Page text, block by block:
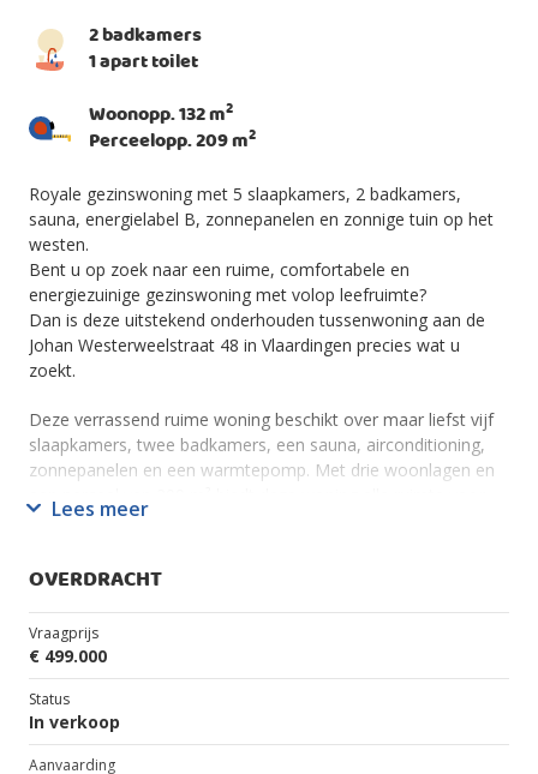
2 badkamers
1 apart toilet
Woonopp. 132 m2
Perceelopp. 209 m2
Royale gezinswoning met 5 slaapkamers, 2 badkamers,
sauna, energielabel B, zonnepanelen en zonnige tuin op het
westen.
Bent u op zoek naar een ruime, comfortabele en
energiezuinige gezinswoning met volop leefruimte?
Dan is deze uitstekend onderhouden tussenwoning aan de
Johan Westerweelstraat 48 in Vlaardingen precies wat u
zoekt.
Deze verrassend ruime woning beschikt over maar liefst vijf
slaapkamers, twee badkamers, een sauna, airconditioning,
zonnepanelen en een warmtepomp. Met drie woonlagen en
een groot gezin, thuiswerkers of hobbyisten.
De woning is gelegen aan een rustige straat in een prettige
uitvalswegen in de directe omgeving.
Indeling
Begane grond
Via de verzorgde voortuin bereikt u de entree van de woning.
De hal biedt toegang tot het toilet, de meterkast, de
Lees meer
OVERDRACHT
Vraagprijs
€ 499.000
Status
In verkoop
Aanvaarding